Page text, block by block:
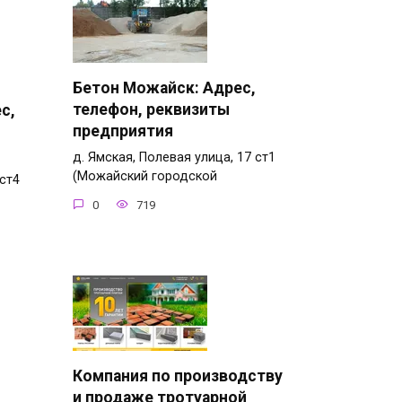
Бетон Можайск: Адрес,
телефон, реквизиты
предприятия
д. Ямская, Полевая улица, 17 ст1
(Можайский городской
0 719
Компания по производству
и продаже тротуарной